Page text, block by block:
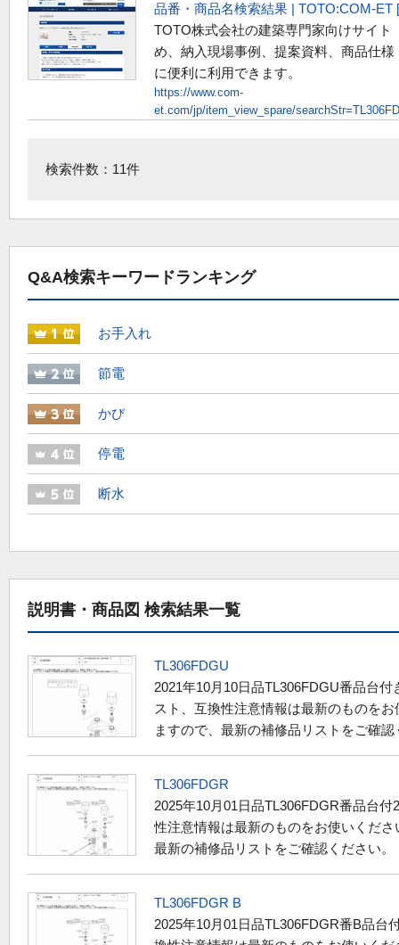
品番・商品名検索結果 | TOTO:COM-
TOTO株式会社の建築専門家向けサイ
め、納入現場事例、提案資料、商品仕
に便利に利用できます。
https://www.com-
et.com/jp/item_view_spare/
検索件数：11件
Q&A検索キーワードランキング
お手入れ
節電
かび
停電
断水
説明書・商品図 検索結果一覧
TL306FDGU
2021年10月10日品TL306FDGU番品台付
スト、互換性注意情報は最新のものを
ますので、最新の補修品リストをご確
TL306FDGR
2025年10月01日品TL306FDGR番品台付
性注意情報は最新のものをお使いくだ
最新の補修品リストをご確認ください
TL306FDGR B
2025年10月01日品TL306FDGR番B品台